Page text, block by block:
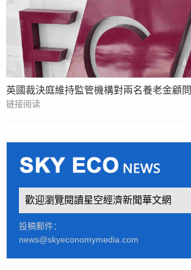
英國裁決庭維持監管機構對兩名養老金顧
链接阅读
歡迎瀏覽閱讀星空經濟新聞華文網
投稿郵件：
news@skyeconomymedia.com